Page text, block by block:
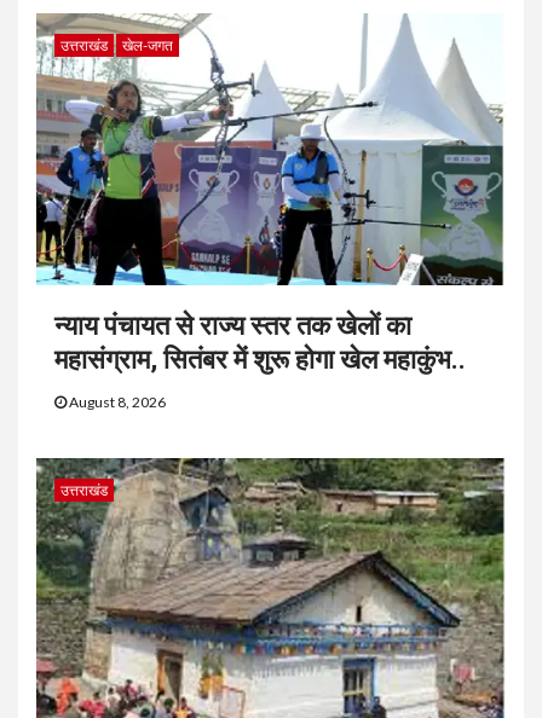
उत्तराखंड खेल-जगत
न्याय पंचायत से राज्य स्तर तक खेलों का
महासंग्राम, सितंबर में शुरू होगा खेल महाकुंभ..
August 8, 2026
उत्तराखंड